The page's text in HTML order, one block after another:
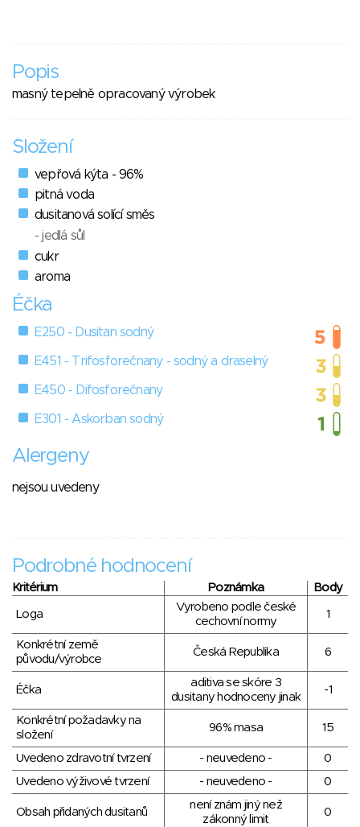
Popis
masný tepelně opracovaný výrobek
Složení
vepřová kýta - 96%
pitná voda
dusitanová solící směs
- jedlá sůl
cukr
aroma
Éčka
E250 - Dusitan sodný
E451 - Trifosforečnany - sodný a draselný
E450 - Difosforečnany
E301 - Askorban sodný
Alergeny
nejsou uvedeny
Podrobné hodnocení
Kritérium Poznámka Body
Loga
Vyrobeno podle české
cechovní normy
1
Konkrétní země
původu/výrobce
Česká Republika 6
Éčka
aditiva se skóre 3
dusitany hodnoceny jinak
-1
Konkrétní požadavky na
složení
96% masa 15
Uvedeno zdravotní tvrzení - neuvedeno -
0
Uvedeno výživové tvrzení
- neuvedeno - 0
Obsah přidaných dusitanů
není znám jiný než
zákonný limit
0